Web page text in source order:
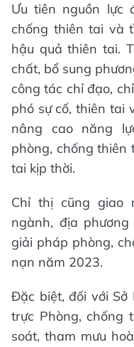
Ưu tiên nguồn lực
chống thiên tai và
hậu quả thiên tai.
chất, bổ sung
công tác chỉ đạo,
phó sự cố, thiên tai
nâng cao năng
phòng, chống thiên
tai kịp thời.
Chỉ thị cũng giao
ngành, địa
giải pháp phòng,
nạn năm 2023.
Đặc biệt, đối với Sở
trực Phòng, chống
soát, tham mưu